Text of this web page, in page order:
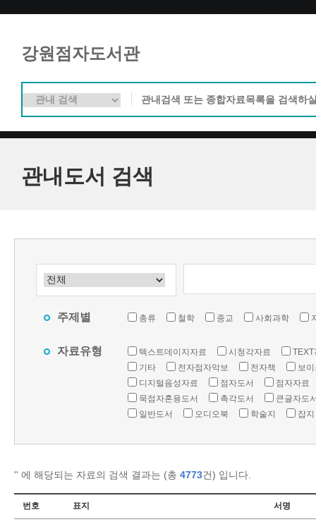
강원점자도서관
관내도서 검색
주제별 총류 철학 종교 사회과학
자료유형 텍스트데이지자료 시청각자료
TEXT
기타
전자점자악보 전자책
보
디지털음성자료
점자도서
점자자료
묵점자혼용도서
촉각도서
큰글자도
일반도서
오디오북 학술지 잡지
'' 에 해당되는 자료의 검색 결과는 (총 4773건) 입니다.
번호 표지 서명